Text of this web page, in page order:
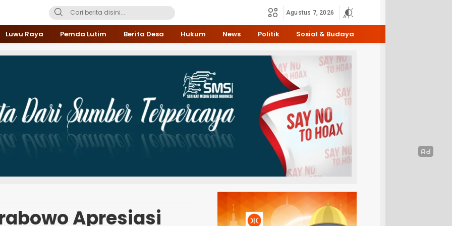
Agustus 7, 2026
Luwu Raya Pemda Lutim Berita Desa Hukum News Politik Sosial & Budaya
Apresiasi